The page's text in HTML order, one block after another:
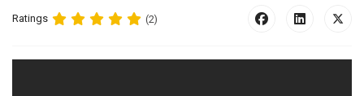
Ratings (2)